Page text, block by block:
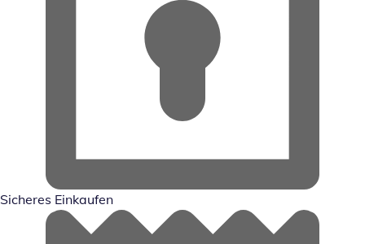
Sicheres Einkaufen